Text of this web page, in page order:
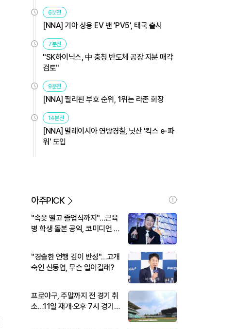
6분전
[NNA] 기아 상용 EV 밴 'PV5', 태국 출시
7분전
"SK하이닉스, 中 충칭 반도체 공장 지분 매각
검토"
9분전
[NNA] 필리핀 부호 순위, 1위는 라존 회장
14분전
[NNA] 말레이시아 연방경찰, 닛산 '킥스 e-파
워' 도입
아주PICK
"속옷 빨고 졸업식까지"…근육
병 학생 돌본 공익, 코미디언 김
"경솔한 언행 깊이 반성"…고개
숙인 신동엽, 무슨 일이길래?
프로야구, 주말까지 전 경기 취
소…11일 재개·오후 7시 경기